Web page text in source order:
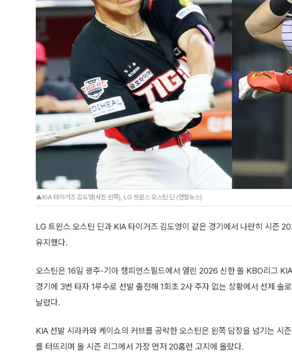
▲KIA 타이거즈 김도영(사진 왼쪽), LG 트윈스 오스틴 딘 (연합뉴스)
LG 트윈스 오스틴 딘과 KIA 타이거즈 김도영이 같은 경기에서 나란히 시즌
유지했다.
오스틴은 16일 광주-기아 챔피언스필드에서 열린 2026 신한 쏠 KBO리그
경기에 3번 타자 1루수로 선발 출전해 1회초 2사 주자 없는 상황에서 선제 솔
날렸다.
KIA 선발 시라카와 케이쇼의 커브를 공략한 오스틴은 왼쪽 담장을 넘기는 시
를 터뜨리며 올 시즌 리그에서 가장 먼저 20홈런 고지에 올랐다.